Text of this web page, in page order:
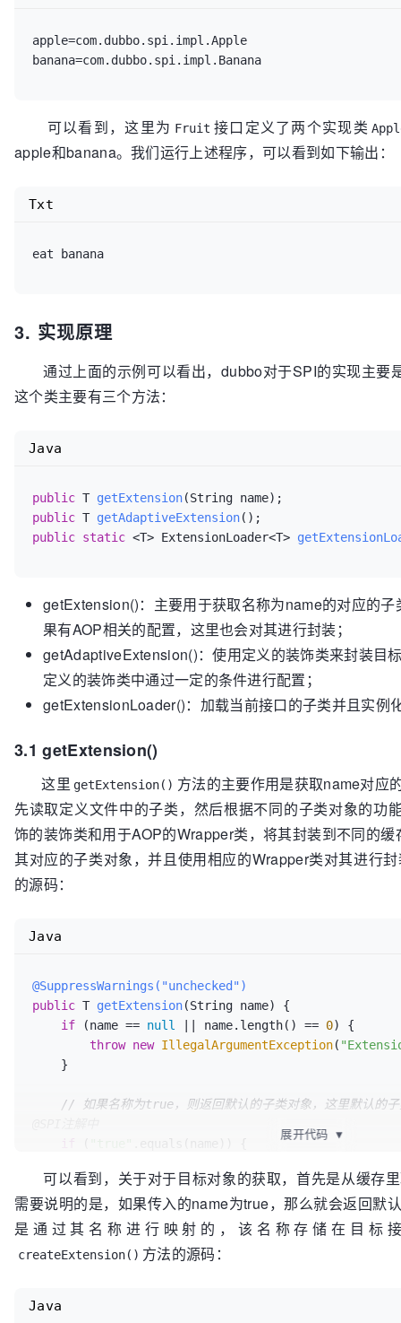
apple=com.dubbo.spi.impl.Apple
可以看到，这里为 Fruit 接口定义了两个实现类
apple和banana。我们运行上述程序，可以看到如下输出：
Txt
3. 实现原理
通过上面的示例可以看出，dubbo对于SPI的实现主要
这个类主要有三个方法：
public T getExtension(String name)
public T getAdaptiveExtension()
public static <T> ExtensionLoader<T>
Java
getExtension()：主要用于获取名称为name的对应的
果有AOP相关的配置，这里也会对其进行封装；
getAdaptiveExtension()：使用定义的装饰类来封装目
定义的装饰类中通过一定的条件进行配置；
getExtensionLoader()：加载当前接口的子类并且实例
3.1 getExtension()
这里 getExtension() 方法的主要作用是获取name对应
先读取定义文件中的子类，然后根据不同的子类对象的功
饰的装饰类和用于AOP的Wrapper类，将其封装到不同的
其对应的子类对象，并且使用相应的Wrapper类对其进行
的源码：
@SuppressWarnings("unchecked")
public T getExtension(String name)
{
if (name == null || name.length() == 0) {
throw new IllegalArgumentException(
// 如果名称为true，则返回默认的子类对象，这里默认的子
if
.equals(name)) {
    }
// 查看当前是否已经缓存有保存目标对象的实例的Holder
    Holder<Object> holder = cachedInstances.get(name);
Java
展开代码 ▼
可以看到，关于对于目标对象的获取，首先是从缓存
需要说明的是，如果传入的name为true，那么就会返回默
是通过其名称进行映射的，该名称存储在目标
createExtension() 方法的源码：
Java